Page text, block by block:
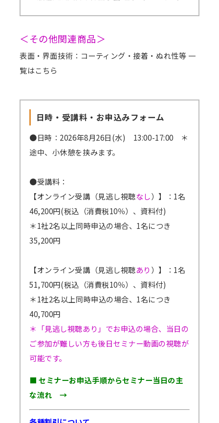
＜その他関連商品＞
表面・界面技術：コーティング・接着・ぬれ性等 一
覧はこちら
日時・受講料・お申込みフォーム
●日時：2026年8月26日(水) 13:00-17:00 ＊
途中、小休憩を挟みます。
●受講料：
【オンライン受講（見逃し視聴なし）】：1名
46,200円(税込（消費税10％）、資料付)
＊1社2名以上同時申込の場合、1名につき
35,200円
【オンライン受講（見逃し視聴あり ）】：1名
51,700円(税込（消費税10％）、資料付)
＊1社2名以上同時申込の場合、1名につき
40,700円
＊「見逃し視聴あり」でお申込の場合、当日の
ご参加が難しい方も後日セミナー動画の視聴が
可能です。
■ セミナーお申込手順からセミナー当日の主
な流れ →